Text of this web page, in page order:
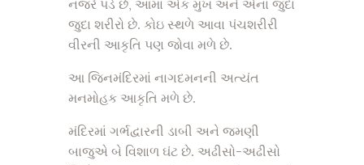
નજરે પડે છે, આમાં એક મુખ અને એનાં જુદા
જુદા શરીરો છે. કોઇ સ્થળે આવા પંચશરીરી
વીરની આકૃતિ પણ જોવા મળે છે.
આ જિનમંદિરમાં નાગદમનની અત્યંત
મનમોહક આકૃતિ મળે છે.
મંદિરમાં ગર્ભદ્વારની ડાબી અને જમણી
બાજુએ બે વિશાળ ઘંટ છે. અઢીસો-અઢીસો